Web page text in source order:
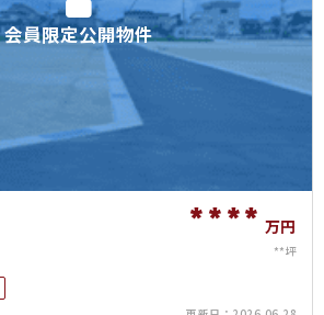
会員限定公開物件
**** 万円
**坪